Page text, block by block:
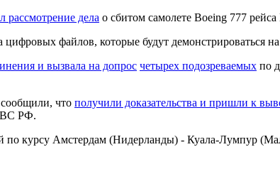
рассмотрение дела о сбитом самолете Boeing 777
файлов, которые будут демонстрироваться
и вызвала на допрос четырех подозреваемых по
что получили доказательства и пришли к
ВС РФ.
по курсу Амстердам (Нидерланды) - Куала-Лумпур